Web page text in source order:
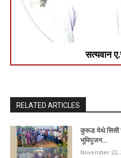
सत्यवान
RELATED ARTICLES
कुरूड येथे सिसी
भूमिपूजन…
November 22,